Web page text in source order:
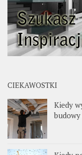
CIEKAWOSTKI
Kiedy
budowy